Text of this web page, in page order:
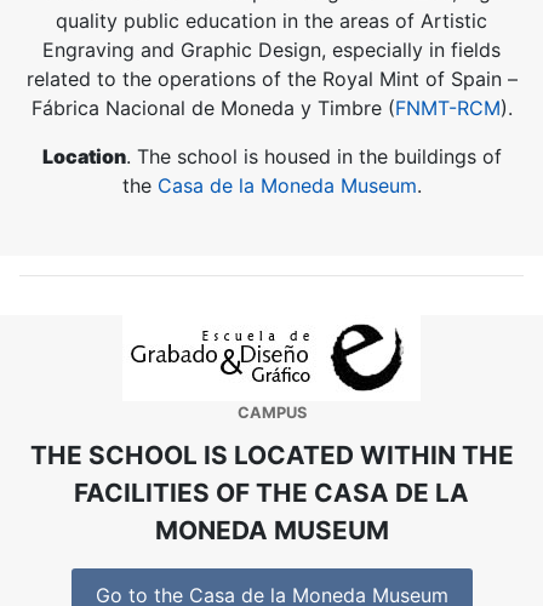
quality public education in the areas of Artistic
Engraving and Graphic Design, especially in fields
related to the operations of the Royal Mint of Spain –
Fábrica Nacional de Moneda y Timbre (FNMT-RCM).
Location. The school is housed in the buildings of
theCasa de la Moneda Museum.
CAMPUS
THE SCHOOL IS LOCATED WITHIN THE
FACILITIES OF THE CASA DE LA
MONEDA MUSEUM
Go to the Casa de la Moneda Museum